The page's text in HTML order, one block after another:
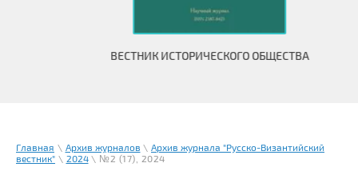
ВЕСТНИК ИСТОРИЧЕСКОГО ОБЩЕСТВА
Главная \ Архив журналов \ Архив журнала "Русско-Византийский
вестник" \ 2024\ №2 (17), 2024